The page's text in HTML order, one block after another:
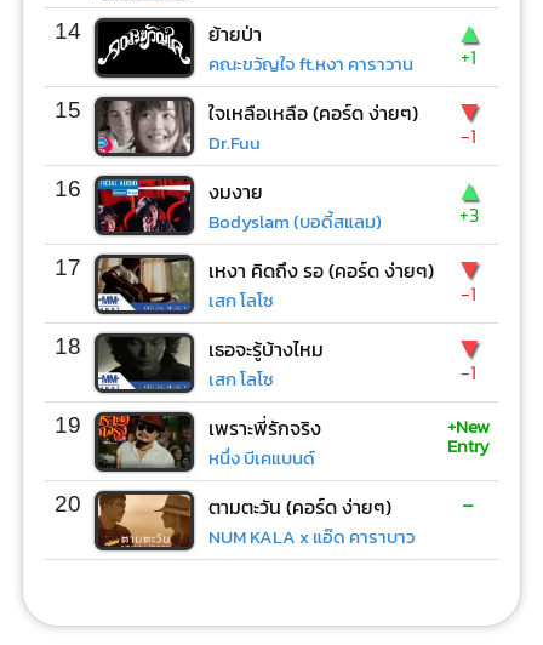
14 ย้ายป่า
คณะขวัญใจ ft.หงา คาราวาน
▲
+1
15 ใจเหลือเหลือ (คอร์ด ง่ายๆ)
Dr.Fuu
▼
-1
16 งมงาย
Bodyslam (บอดี้สแลม)
▲
+3
17 เหงา คิดถึง รอ (คอร์ด ง่ายๆ)
เสก โลโซ
▼
-1
18 เธอจะรู้บ้างไหม
เสก โลโซ
▼
-1
19 เพราะพี่รักจริง
หนึ่ง บีเคแบนด์
+New
Entry
20 ตามตะวัน (คอร์ด ง่ายๆ)
NUM KALA x แอ๊ด คาราบาว
-